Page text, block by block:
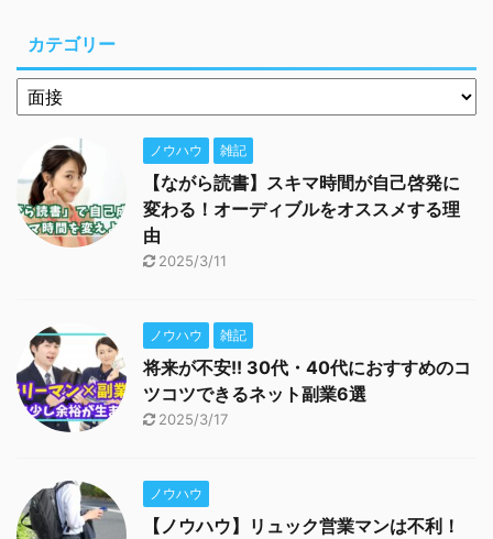
カテゴリー
ノウハウ 雑記
【ながら読書】スキマ時間が自己啓発に
変わる！オーディブルをオススメする理
由
2025/3/11
ノウハウ 雑記
将来が不安!! 30代・40代におすすめのコ
ツコツできるネット副業6選
2025/3/17
ノウハウ
【ノウハウ】リュック営業マンは不利！